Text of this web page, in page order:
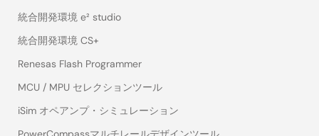
統合開発環境 e² studio
統合開発環境 CS+
Renesas Flash Programmer
MCU / MPU セレクションツール
iSim オペアンプ・シミュレーション